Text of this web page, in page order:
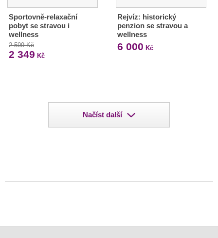
Sportovně-relaxační
pobyt se stravou i
wellness
2 599 Kč
2 349 Kč
Rejvíz: historický
penzion se stravou a
wellness
6 000 Kč
Načíst další